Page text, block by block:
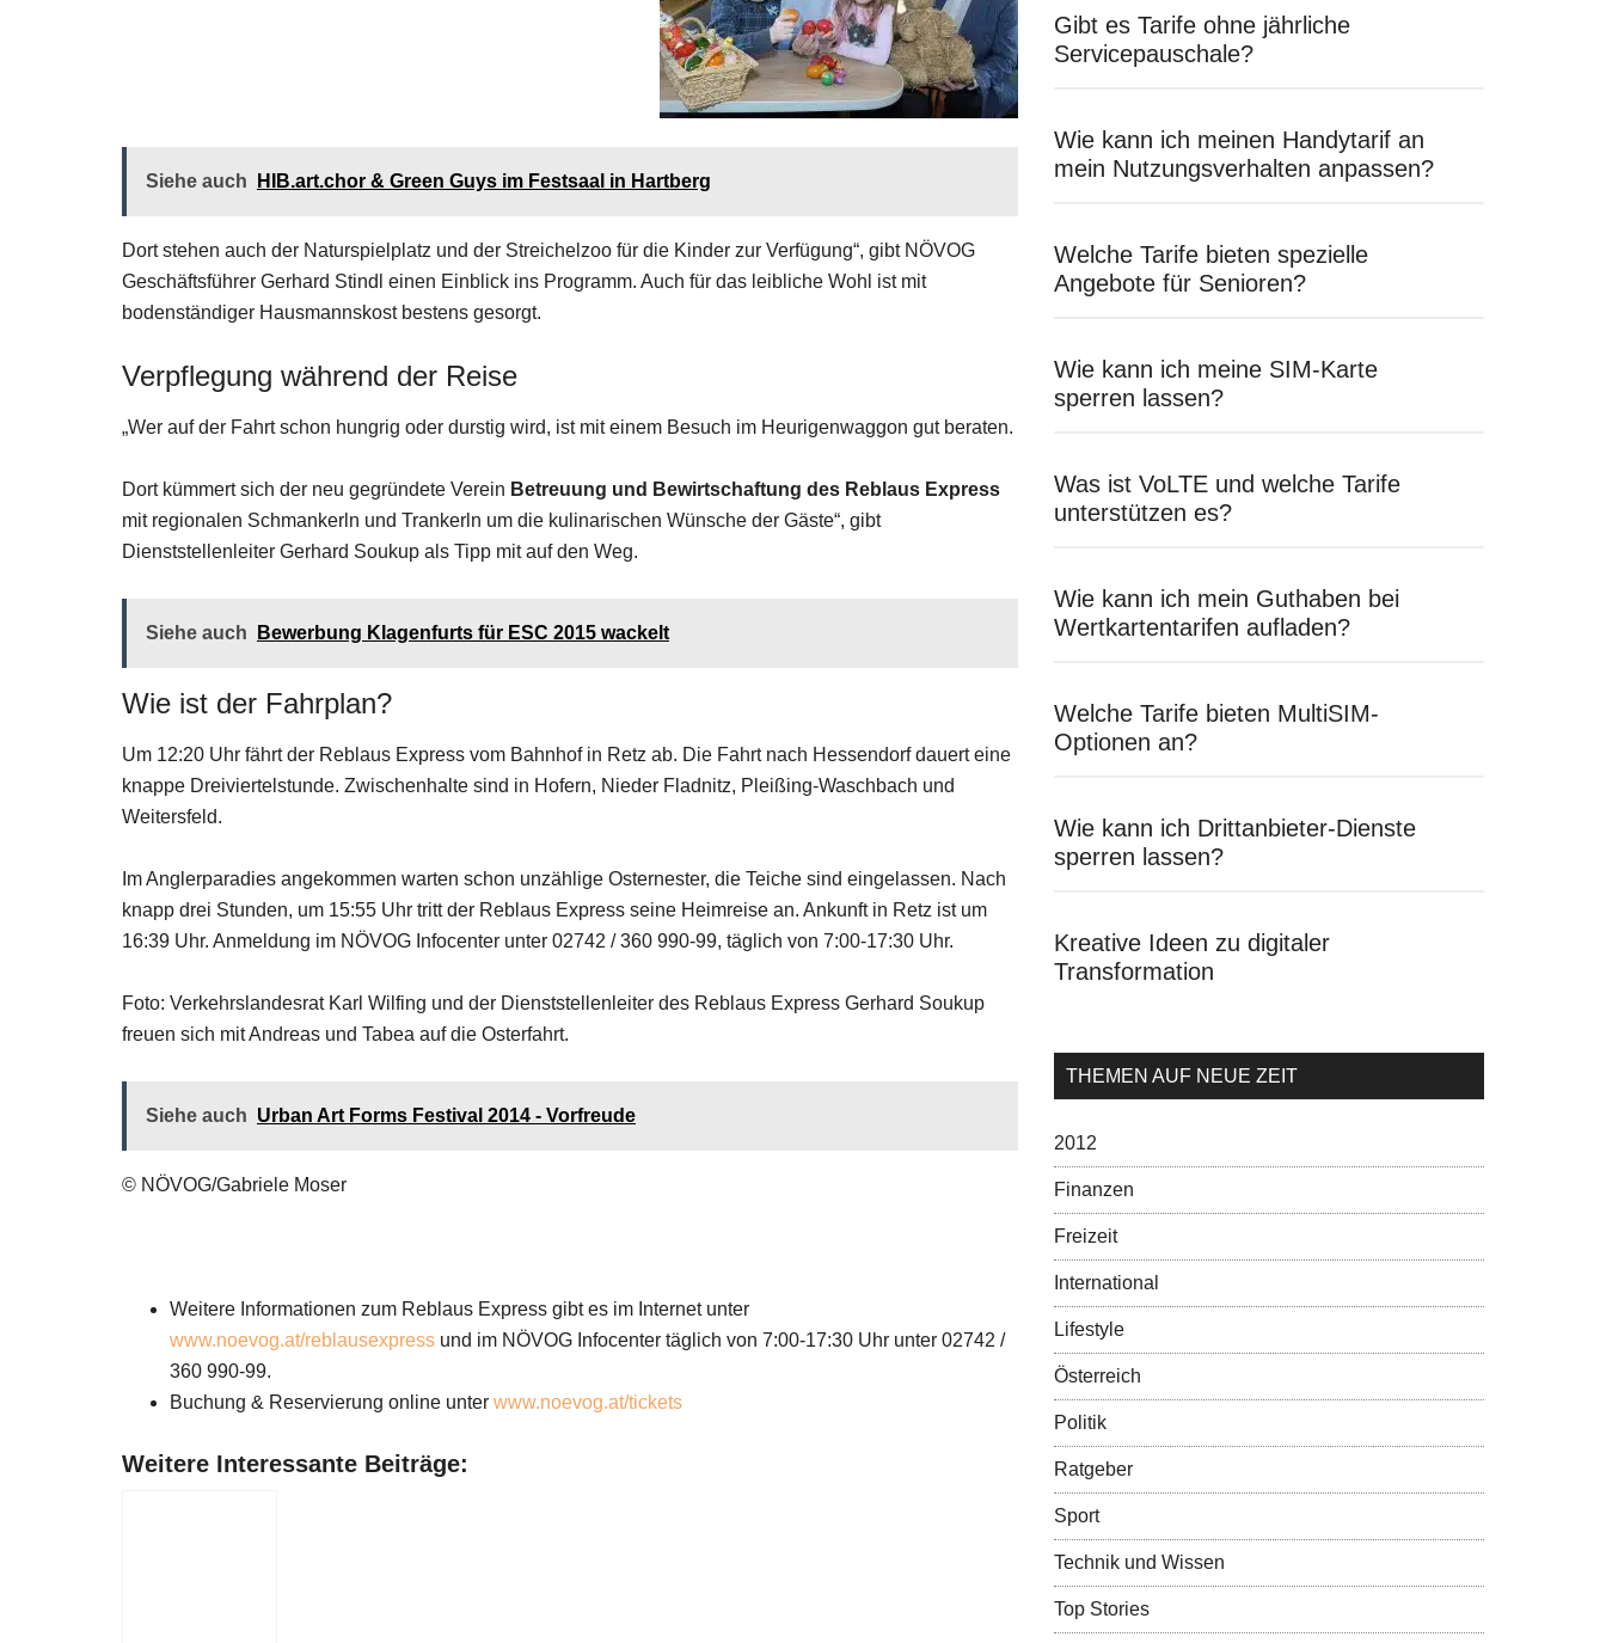
Siehe auch HIB.art.chor & Green Guys im Festsaal in Hartberg
Dort stehen auch der Naturspielplatz und der Streichelzoo für die Kinder zur Verfügung“, gibt NÖVOG
Geschäftsführer Gerhard Stindl einen Einblick ins Programm. Auch für das leibliche Wohl ist mit
bodenständiger Hausmannskost bestens gesorgt.
Verpflegung während der Reise
„Wer auf der Fahrt schon hungrig oder durstig wird, ist mit einem Besuch im Heurigenwaggon gut beraten.
Dort kümmert sich der neu gegründete Verein Betreuung und Bewirtschaftung des Reblaus Express
mit regionalen Schmankerln und Trankerln um die kulinarischen Wünsche der Gäste“, gibt
Dienststellenleiter Gerhard Soukup als Tipp mit auf den Weg.
Siehe auch Bewerbung Klagenfurts für ESC 2015 wackelt
Wie ist der Fahrplan?
Um 12:20 Uhr fährt der Reblaus Express vom Bahnhof in Retz ab. Die Fahrt nach Hessendorf dauert eine
knappe Dreiviertelstunde. Zwischenhalte sind in Hofern, Nieder Fladnitz, Pleißing-Waschbach und
Weitersfeld.
Im Anglerparadies angekommen warten schon unzählige Osternester, die Teiche sind eingelassen. Nach
knapp drei Stunden, um 15:55 Uhr tritt der Reblaus Express seine Heimreise an. Ankunft in Retz ist um
16:39 Uhr. Anmeldung im NÖVOG Infocenter unter 02742 / 360 990-99, täglich von 7:00-17:30 Uhr.
Foto: Verkehrslandesrat Karl Wilfing und der Dienststellenleiter des Reblaus Express Gerhard Soukup
freuen sich mit Andreas und Tabea auf die Osterfahrt.
Siehe auch Urban Art Forms Festival 2014 - Vorfreude
© NÖVOG/Gabriele Moser
Weitere Informationen zum Reblaus Express gibt es im Internet unter
www.noevog.at/reblausexpress und im NÖVOG Infocenter täglich von 7:00-17:30 Uhr unter 02742 /
360 990-99.
Buchung & Reservierung online unter www.noevog.at/tickets
Weitere Interessante Beiträge:
Gibt es Tarife ohne jährliche
Servicepauschale?
Wie kann ich meinen Handytarif an
mein Nutzungsverhalten anpassen?
Welche Tarife bieten spezielle
Angebote für Senioren?
Wie kann ich meine SIM-Karte
sperren lassen?
Was ist VoLTE und welche Tarife
unterstützen es?
Wie kann ich mein Guthaben bei
Wertkartentarifen aufladen?
Welche Tarife bieten MultiSIM-
Optionen an?
Wie kann ich Drittanbieter-Dienste
sperren lassen?
Kreative Ideen zu digitaler
Transformation
THEMEN AUF NEUE ZEIT
2012
Finanzen
Freizeit
International
Lifestyle
Österreich
Politik
Ratgeber
Sport
Technik und Wissen
Top Stories